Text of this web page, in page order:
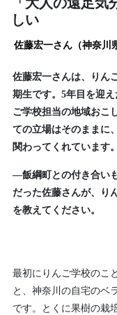
しい
佐藤宏一さん（神奈川
佐藤宏一さんは、りん
期生です。5年目を迎
ご学校担当の地域おこ
ての立場はそのままに
関わってくれています。
—飯綱町との付き合い
だった佐藤さんが、り
を教えてください。
最初にりんご学校のこ
と、神奈川の自宅のベ
です。とくに果樹の栽